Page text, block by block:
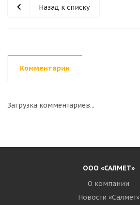
Назад к списку
Комментарии
Загрузка комментариев...
ООО «САЛМЕТ»
О компании
Новости «Салмет»